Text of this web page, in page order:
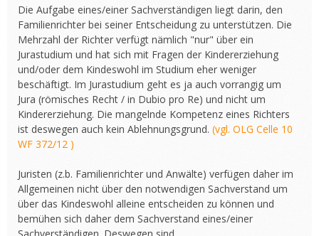
Die Aufgabe eines/einer Sachverständigen liegt darin, den
Familienrichter bei seiner Entscheidung zu unterstützen. Die
Mehrzahl der Richter verfügt nämlich "nur" über ein
Jurastudium und hat sich mit Fragen der Kindererziehung
und/oder dem Kindeswohl im Studium eher weniger
beschäftigt. Im Jurastudium geht es ja auch vorrangig um
Jura (römisches Recht / in Dubio pro Re) und nicht um
Kindererziehung. Die mangelnde Kompetenz eines Richters
ist deswegen auch kein Ablehnungsgrund. (vgl. OLG Celle 10
WF 372/12 )
Juristen (z.b. Familienrichter und Anwälte) verfügen daher im
Allgemeinen nicht über den notwendigen Sachverstand um
über das Kindeswohl alleine entscheiden zu können und
bemühen sich daher dem Sachverstand eines/einer